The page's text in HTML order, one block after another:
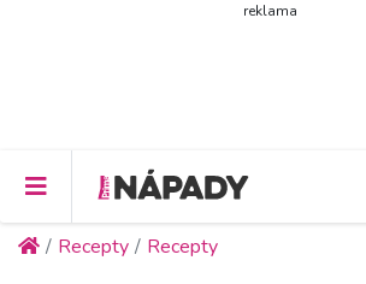
reklama
Recepty Recepty